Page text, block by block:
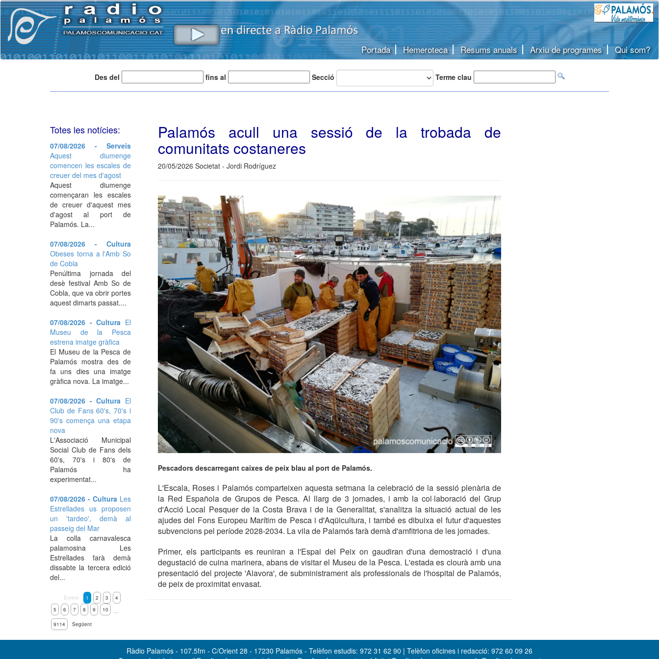
Portada Hemeroteca Resums anuals Arxiu de programes Qui som?
Des del fins al Secció Terme clau
Palamós acull una sessió de la trobada de
comunitats costaneres
20/05/2026 Societat - Jordi Rodríguez
Pescadors descarregant caixes de peix blau al port de Palamós.
L'Escala, Roses i Palamós comparteixen aquesta setmana la celebració de la sessió plenària de
la Red Española de Grupos de Pesca. Al llarg de 3 jornades, i amb la col·laboració del Grup
d'Acció Local Pesquer de la Costa Brava i de la Generalitat, s'analitza la situació actual de les
ajudes del Fons Europeu Marítim de Pesca i d'Aqüicultura, i també es dibuixa el futur d'aquestes
subvencions pel període 2028-2034. La vila de Palamós farà demà d'amfitriona de les jornades.
Primer, els participants es reuniran a l'Espai del Peix on gaudiran d'una demostració i d'una
degustació de cuina marinera, abans de visitar el Museu de la Pesca. L'estada es clourà amb una
presentació del projecte 'Alavora', de subministrament als professionals de l'hospital de Palamós,
de peix de proximitat envasat.
Totes les notícies:
07/08/2026 - Serveis
Aquest diumenge
comencen les escales de
creuer del mes d'agost
Aquest diumenge
començaran les escales
de creuer d'aquest mes
d'agost al port de
Palamós. La...
07/08/2026 - Cultura
Obeses torna a l'Amb So
de Cobla
Penúltima jornada del
desè festival Amb So de
Cobla, que va obrir portes
aquest dimarts passat....
07/08/2026 - Cultura El
Museu de la Pesca
estrena imatge gràfica
El Museu de la Pesca de
Palamós mostra des de
fa uns dies una imatge
gràfica nova. La imatge...
07/08/2026 - Cultura El
Club de Fans 60's, 70's i
90's comença una etapa
nova
L'Associació Municipal
Social Club de Fans dels
60's, 70's i 80's de
Palamós ha
experimentat...
07/08/2026 - Cultura Les
Estrellades us proposen
un 'tardeo', demà al
passeig del Mar
La colla carnavalesca
palamosina Les
Estrellades farà demà
dissabte la tercera edició
del...
Enrere 1 2 3
4
5
6 7 8 9 10
…
9114
Següent
Ràdio Palamós - 107.5fm - C/Orient 28 - 17230 Palamós - Telèfon estudis: 972 31 62 90 | Telèfon oficines i redacció: 972 60 09 26